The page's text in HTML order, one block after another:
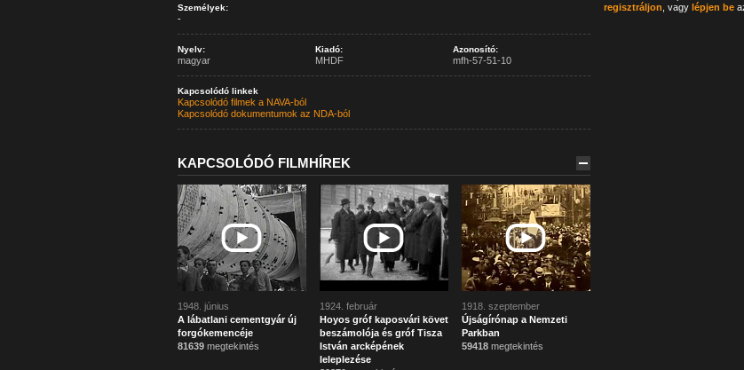
Személyek:
-
Nyelv:
magyar
Kiadó:
MHDF
Azonosító:
mfh-57-51-10
Kapcsolódó linkek
Kapcsolódó filmek a NAVA-ból
Kapcsolódó dokumentumok az NDA-ból
KAPCSOLÓDÓ FILMHÍREK
1948. június
A lábatlani cementgyár új
forgókemencéje
81639megtekintés
1924. február
Hoyos gróf kaposvári követ
beszámolója és gróf Tisza
István arcképének
leleplezése
1918. szeptember
Újságírónap a Nemzeti
Parkban
59418megtekintés
regisztráljon , vagy lépjen be